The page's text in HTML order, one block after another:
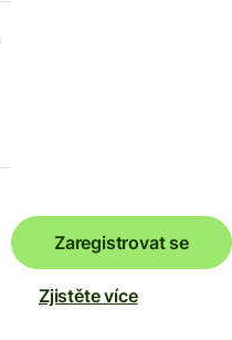
Zaregistrovat se
Zjistěte více